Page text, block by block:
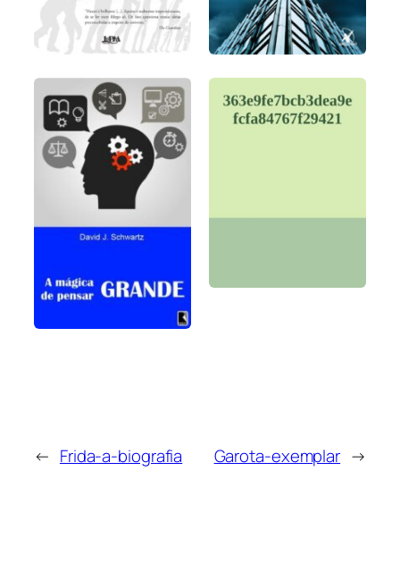
← Frida-a-biografia Garota-exemplar →